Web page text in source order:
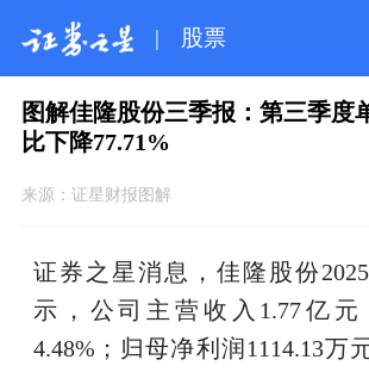
| 股票
图解佳隆股份三季报：第三季度
比下降77.71%
来源： 证星财报图解
证券之星消息，佳隆股份
示，公司主营收入1.77亿
4.48%；归母净利润1114.13万